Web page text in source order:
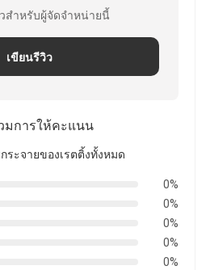
สําหรับผู้จัดจําหน่ายนี้
เขียนรีวิว
มการให้คะแนน
ระจายของเรตติ้งทั้งหมด
0%
0%
0%
0%
0%